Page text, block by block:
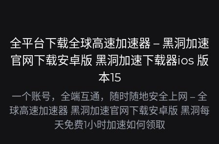
全平台下载全球高速加速器 – 黑洞加速
官网下载安卓版 黑洞加速下载器ios 版
本15
一个账号，全端互通，随时随地安全上网 – 全
球高速加速器 黑洞加速官网下载安卓版 黑洞每
天免费1小时加速如何领取